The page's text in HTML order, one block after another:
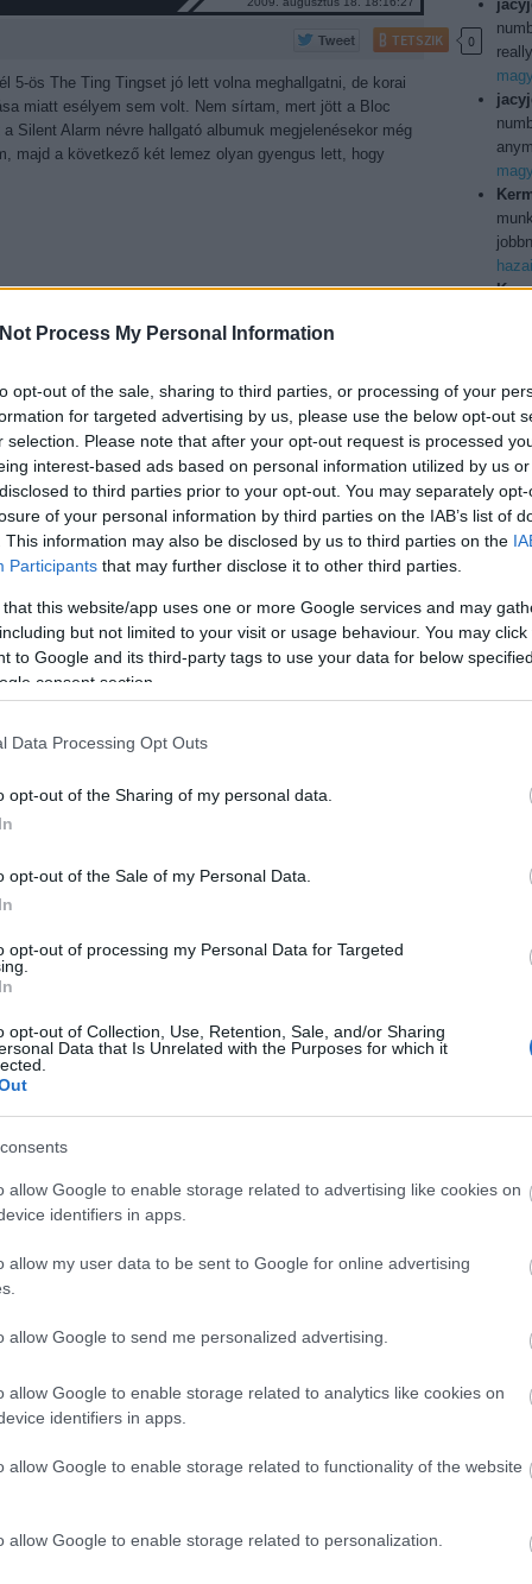
Process My Personal Information
opt-out of the sale, sharing to third parties, or processing of your
for targeted advertising by us, please use the below opt-out
selection. Please note that after your opt-out request is processed
interest-based ads based on personal information utilized by us
to third parties prior to your opt-out. You may separately
of your personal information by third parties on the IAB’s list of
This information may also be disclosed by us to third parties on the
Participants that may further disclose it to other third parties.
that this website/app uses one or more Google services and may
but not limited to your visit or usage behaviour. You may
to Google and its third-party tags to use your data for below
consent section.
Data Processing Opt Outs
opt-out of the Sharing of my personal data.
opt-out of the Sale of my Personal Data.
opt-out of processing my Personal Data for Targeted
opt-out of Collection, Use, Retention, Sale, and/or Sharing
Data that Is Unrelated with the Purposes for which it
allow Google to enable storage related to advertising like cookies on
identifiers in apps.
allow my user data to be sent to Google for online advertising
allow Google to send me personalized advertising.
allow Google to enable storage related to analytics like cookies on
identifiers in apps.
allow Google to enable storage related to functionality of the website
allow Google to enable storage related to personalization.
TETSZIK 0
5-ös The Ting Tingset jó lett volna meghallgatni, de korai
miatt esélyem sem volt. Nem sírtam, mert jött a Bloc
a Silent Alarm névre hallgató albumuk megjelenésekor még
majd a következő két lemez olyan gyengus lett, hogy
ANGYALOSI ÁDÁM
2009. augusztus 16. 18:44:43
TETSZIK 0
P-betűs koncertre vetettem be magam, és bár a kötelezőt
nem tudtak szolgálni. A Primal Scream helyenként
találva darálta a Rolling Stones párhuzamokért ordító
a Szigeten kiderült, hogy elég megpillantani egy arra
első kézből tapasztaltam, hogy a jelenség akkor is
ha az általunk legnagyobbra tartott zenészek egyikével
res... A -1. & 0. nap nem tartogatott számomra semmit, így
A Tankcsapda kétségtelenül sokat tett le az
nem lepett meg, hogy a beszámolók szerint a
bd
dvd (
fun(
150-
110-101